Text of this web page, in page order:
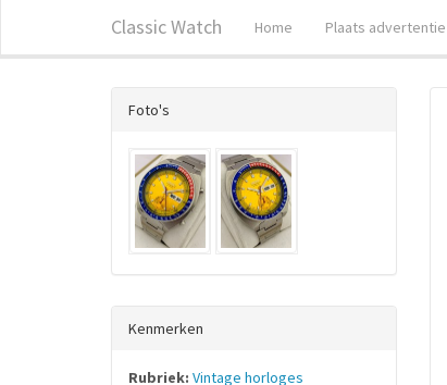
Classic Watch Home Plaats advertentie
Foto's
Kenmerken
Rubriek: Vintage horloges